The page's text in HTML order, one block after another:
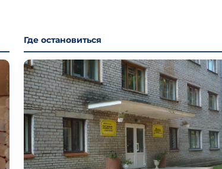
Где остановиться